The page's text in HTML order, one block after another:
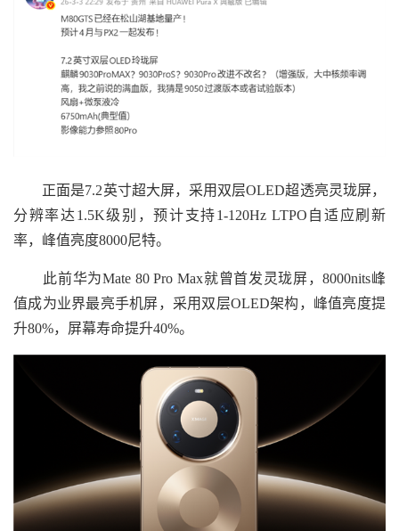
正面是7.2英寸超大屏，采用双层OLED超透亮灵珑屏，
分辨率达1.5K级别，预计支持1-120Hz LTPO自适应刷新
率，峰值亮度8000尼特。
此前华为Mate 80 Pro Max就曾首发灵珑屏，8000nits峰
值成为业界最亮手机屏，采用双层OLED架构，峰值亮度提
升80%，屏幕寿命提升40%。